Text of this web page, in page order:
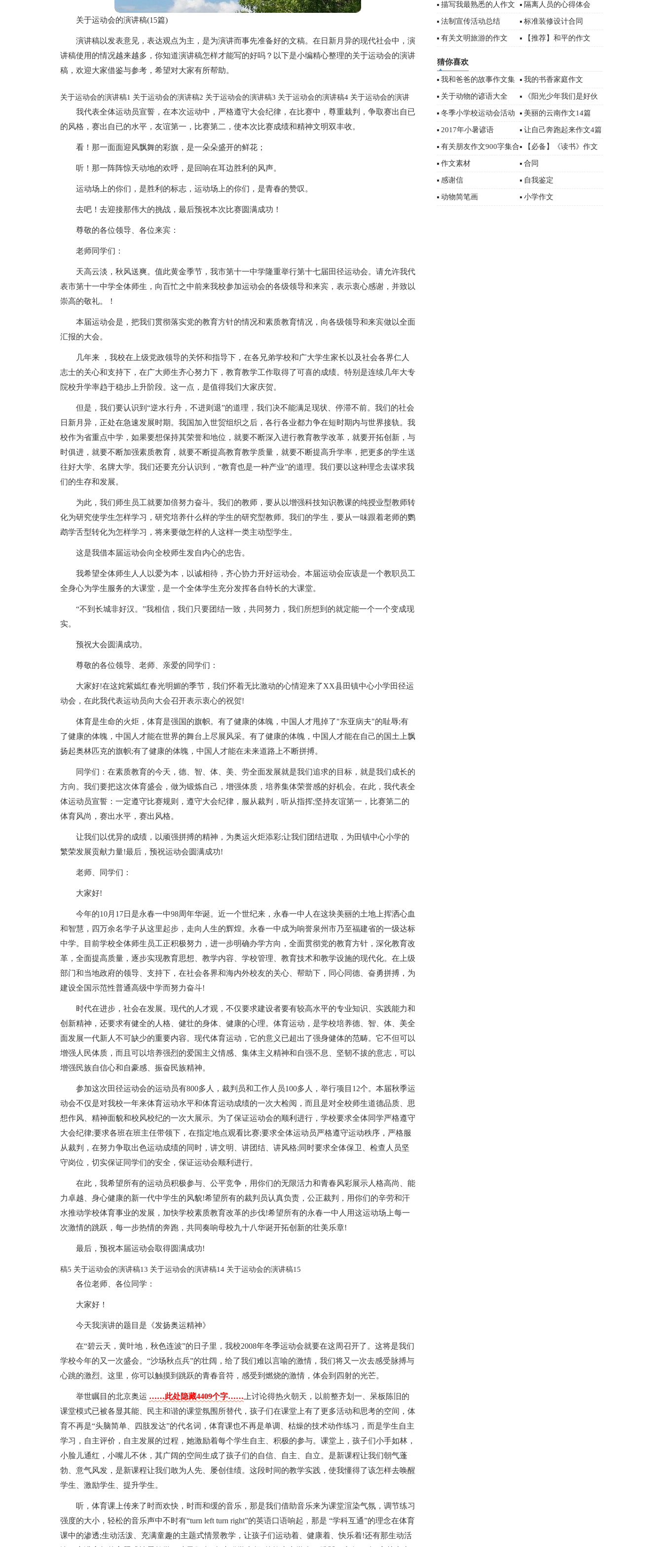
关于运动会的演讲稿(15篇)
演讲稿以发表意见，表达观点为主，是为演讲而事先准备好的文稿。在日新月异的现代社会中，演
讲稿使用的情况越来越多，你知道演讲稿怎样才能写的好吗？以下是小编精心整理的关于运动会的演讲
稿，欢迎大家借鉴与参考，希望对大家有所帮助。
关于运动会的演讲稿1
我代表全体运动员宣誓，在本次运动中，严格遵守大会纪律，在比赛中，尊重栽判，争取赛出自已
的风格，赛出自已的水平，友谊第一，比赛第二，使本次比赛成绩和精神文明双丰收。
看！那一面面迎风飘舞的彩旗，是一朵朵盛开的鲜花；
听！那一阵阵惊天动地的欢呼，是回响在耳边胜利的风声。
运动场上的你们，是胜利的标志，运动场上的你们，是青春的赞叹。
去吧！去迎接那伟大的挑战，最后预祝本次比赛圆满成功！
关于运动会的演讲稿2
尊敬的各位领导、各位来宾：
老师同学们：
天高云淡，秋风送爽。值此黄金季节，我市第十一中学隆重举行第十七届田径运动会。请允许我代
表市第十一中学全体师生，向百忙之中前来我校参加运动会的各级领导和来宾，表示衷心感谢，并致以
崇高的敬礼。！
本届运动会是，把我们贯彻落实党的教育方针的情况和素质教育情况，向各级领导和来宾做以全面
汇报的大会。
几年来 ，我校在上级党政领导的关怀和指导下，在各兄弟学校和广大学生家长以及社会各界仁人
志士的关心和支持下，在广大师生齐心努力下，教育教学工作取得了可喜的成绩。特别是连续几年大专
院校升学率趋于稳步上升阶段。这一点，是值得我们大家庆贺。
但是，我们要认识到“逆水行舟，不进则退”的道理，我们决不能满足现状、停滞不前。我们的社会
日新月异，正处在急速发展时期。我国加入世贸组织之后，各行各业都力争在短时期内与世界接轨。我
校作为省重点中学，如果要想保持其荣誉和地位，就要不断深入进行教育教学改革，就要开拓创新，与
时俱进，就要不断加强素质教育，就要不断提高教育教学质量，就要不断提高升学率，把更多的学生送
往好大学、名牌大学。我们还要充分认识到，“教育也是一种产业”的道理。我们要以这种理念去谋求我
们的生存和发展。
为此，我们师生员工就要加倍努力奋斗。我们的教师，要从以增强科技知识教课的纯授业型教师转
化为研究使学生怎样学习，研究培养什么样的学生的研究型教师。我们的学生，要从一味跟着老师的鹦
鹉学舌型转化为怎样学习，将来要做怎样的人这样一类主动型学生。
这是我借本届运动会向全校师生发自内心的忠告。
我希望全体师生人人以爱为本，以诚相待，齐心协力开好运动会。本届运动会应该是一个教职员工
全身心为学生服务的大课堂，是一个全体学生充分发挥各自特长的大课堂。
“不到长城非好汉。”我相信，我们只要团结一致，共同努力，我们所想到的就定能一个一个变成现
实。
预祝大会圆满成功。
关于运动会的演讲稿3
尊敬的各位领导、老师、亲爱的同学们：
大家好!在这姹紫嫣红春光明媚的季节，我们怀着无比激动的心情迎来了XX县田镇中心小学田径运
动会，在此我代表运动员向大会召开表示衷心的祝贺!
体育是生命的火炬，体育是强国的旗帜。有了健康的体魄，中国人才甩掉了"东亚病夫"的耻辱;有
了健康的体魄，中国人才能在世界的舞台上尽展风采。有了健康的体魄，中国人才能在自己的国土上飘
扬起奥林匹克的旗帜;有了健康的体魄，中国人才能在未来道路上不断拼搏。
同学们：在素质教育的今天，德、智、体、美、劳全面发展就是我们追求的目标，就是我们成长的
方向。我们要把这次体育盛会，做为锻炼自己，增强体质，培养集体荣誉感的好机会。在此，我代表全
体运动员宣誓：一定遵守比赛规则，遵守大会纪律，服从裁判，听从指挥;坚持友谊第一，比赛第二的
体育风尚，赛出水平，赛出风格。
让我们以优异的成绩，以顽强拼搏的精神，为奥运火炬添彩;让我们团结进取，为田镇中心小学的
繁荣发展贡献力量!最后，预祝运动会圆满成功!
关于运动会的演讲稿4
老师、同学们：
大家好!
今年的10月17日是永春一中98周年华诞。近一个世纪来，永春一中人在这块美丽的土地上挥洒心血
和智慧，四万余名学子从这里起步，走向人生的辉煌。永春一中成为响誉泉州市乃至福建省的一级达标
中学。目前学校全体师生员工正积极努力，进一步明确办学方向，全面贯彻党的教育方针，深化教育改
革，全面提高质量，逐步实现教育思想、教学内容、学校管理、教育技术和教学设施的现代化。在上级
部门和当地政府的领导、支持下，在社会各界和海内外校友的关心、帮助下，同心同德、奋勇拼搏，为
建设全国示范性普通高级中学而努力奋斗!
时代在进步，社会在发展。现代的人才观，不仅要求建设者要有较高水平的专业知识、实践能力和
创新精神，还要求有健全的人格、健壮的身体、健康的心理。体育运动，是学校培养德、智、体、美全
面发展一代新人不可缺少的重要内容。现代体育运动，它的意义已超出了强身健体的范畴。它不但可以
增强人民体质，而且可以培养强烈的爱国主义情感、集体主义精神和自强不息、坚韧不拔的意志，可以
增强民族自信心和自豪感、振奋民族精神。
参加这次田径运动会的运动员有800多人，裁判员和工作人员100多人，举行项目12个。本届秋季运
动会不仅是对我校一年来体育运动水平和体育运动成绩的一次大检阅，而且是对全校师生道德品质、思
想作风、精神面貌和校风校纪的一次大展示。为了保证运动会的顺利进行，学校要求全体同学严格遵守
大会纪律;要求各班在班主任带领下，在指定地点观看比赛;要求全体运动员严格遵守运动秩序，严格服
从裁判，在努力争取出色运动成绩的同时，讲文明、讲团结、讲风格;同时要求全体保卫、检查人员坚
守岗位，切实保证同学们的安全，保证运动会顺利进行。
在此，我希望所有的运动员积极参与、公平竞争，用你们的无限活力和青春风彩展示人格高尚、能
力卓越、身心健康的新一代中学生的风貌!希望所有的裁判员认真负责，公正裁判，用你们的辛劳和汗
水推动学校体育事业的发展，加快学校素质教育改革的步伐!希望所有的永春一中人用这运动场上每一
次激情的跳跃，每一步热情的奔跑，共同奏响母校九十八华诞开拓创新的壮美乐章!
最后，预祝本届运动会取得圆满成功!
关于运动会的演讲
稿5
各位老师、各位同学：
大家好！
今天我演讲的题目是《发扬奥运精神》
在“碧云天，黄叶地，秋色连波”的日子里，我校2008年冬季运动会就要在这周召开了。这将是我们
学校今年的又一次盛会。“沙场秋点兵”的壮阔，给了我们难以言喻的激情，我们将又一次去感受脉搏与
心跳的激烈。这里，你可以触摸到跳跃的青春音符，感受到燃烧的激情，体会到四射的光芒。
举世瞩目的北京奥运 ……此处隐藏4409个字…… 上讨论得热火朝天，以前整齐划一、呆板陈旧的
课堂模式已被各显其能、民主和谐的课堂氛围所替代，孩子们在课堂上有了更多活动和思考的空间，体
育不再是“头脑简单、四肢发达”的代名词，体育课也不再是单调、枯燥的技术动作练习，而是学生自主
学习，自主评价，自主发展的过程，她激励着每个学生自主、积极的参与。课堂上，孩子们小手如林，
小脸儿通红，小嘴儿不休，其广阔的空间生成了孩子们的自信、自主、自立。是新课程让我们朝气蓬
勃、意气风发，是新课程让我们敢为人先、屡创佳绩。这段时间的教学实践，使我懂得了该怎样去唤醒
学生、激励学生、提升学生。
听，体育课上传来了时而欢快，时而和缓的音乐，那是我们借助音乐来为课堂渲染气氛，调节练习
强度的大小，轻松的音乐声中不时有“turn left turn right”的英语口语响起，那是 “学科互通”的理念在体育
课中的渗透;生动活泼、充满童趣的主题式情景教学，让孩子们运动着、健康着、快乐着!还有那生动活
关于运动会的演讲稿13 关于运动会的演讲稿14 关于运动会的演讲稿15
篇)描写我最熟悉的人作文
500字
隔离人员的心得体会
法制宣传活动总结 标准装修设计合同
有关文明旅游的作文 【推荐】和平的作文
猜你喜欢
我和爸爸的故事作文集
锦15篇
我的书香家庭作文
关于动物的谚语大全 《阳光少年我们是好伙
伴》优秀作文
冬季小学校运动会活动
总结范文（通用5篇）
美丽的云南作文14篇
2017年小暑谚语 让自己奔跑起来作文4篇
有关朋友作文900字集合
五篇
【必备】《读书》作文
500字汇编五篇
作文素材 合同
感谢信 自我鉴定
动物简笔画 小学作文